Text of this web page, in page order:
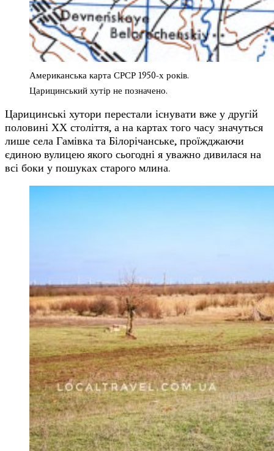
Американська карта СРСР 1950-х років.
Царицинський хутір не позначено.
Царицинські хутори перестали існувати вже у другій
половині ХХ століття, а на картах того часу значуться
лише села Гамівка та Білорічанське, проїжджаючи
єдиною вулицею якого сьогодні я уважно дивилася на
всі боки у пошуках старого млина.